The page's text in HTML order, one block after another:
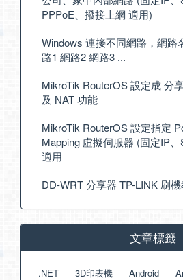
PPPoE、撥接上網 適用)
Windows 連接不同網路，網路
路1 網路2 網路3 ...
MikroTik RouterOS 設定成 分
及 NAT 功能
MikroTik RouterOS 設定指定
Mapping 虛擬伺服器 (固定IP
適用
DD-WRT 分享器 TP-LINK 刷
文章標籤
.NET 3D印表機 Android